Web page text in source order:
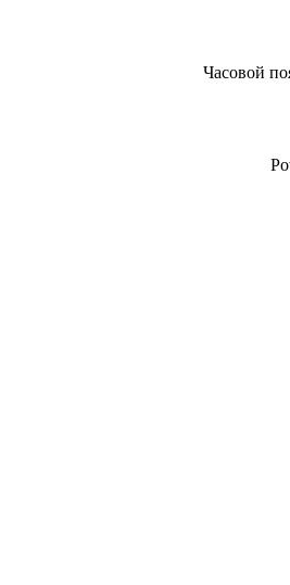
Часовой